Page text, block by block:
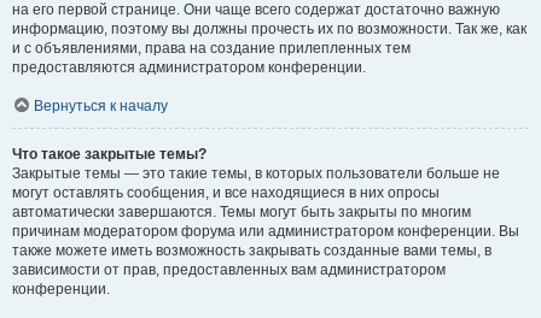
на его первой странице. Они чаще всего содержат достаточно важную
информацию, поэтому вы должны прочесть их по возможности. Так же, как
и с объявлениями, права на создание прилепленных тем
предоставляются администратором конференции.
Вернуться к началу
Что такое закрытые темы?
Закрытые темы — это такие темы, в которых пользователи больше не
могут оставлять сообщения, и все находящиеся в них опросы
автоматически завершаются. Темы могут быть закрыты по многим
причинам модератором форума или администратором конференции. Вы
также можете иметь возможность закрывать созданные вами темы, в
зависимости от прав, предоставленных вам администратором
конференции.